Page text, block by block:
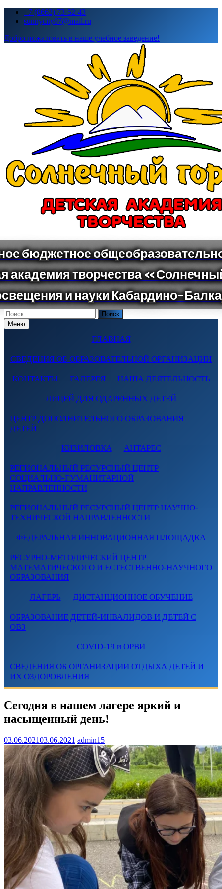
Перейти+7 (8662) 73-52-43
sunnycity07@mail.ru
Добро пожаловать в наше учебное заведение!
Поиск
по:Меню
ГЛАВНАЯ
СВЕДЕНИЯ ОБ ОБРАЗОВАТЕЛЬНОЙ ОРГАНИЗАЦИИ
КОНТАКТЫ ГАЛЕРЕЯ НАША ДЕЯТЕЛЬНОСТЬ
ЛИЦЕЙ ДЛЯ ОДАРЕННЫХ ДЕТЕЙ
ЦЕНТР ДОПОЛНИТЕЛЬНОГО ОБРАЗОВАНИЯ
ДЕТЕЙ
КИЗИЛОВКА АНТАРЕС
РЕГИОНАЛЬНЫЙ РЕСУРСНЫЙ ЦЕНТР
СОЦИАЛЬНО-ГУМАНИТАРНОЙ
НАПРАВЛЕННОСТИ
РЕГИОНАЛЬНЫЙ РЕСУРСНЫЙ ЦЕНТР НАУЧНО-
ТЕХНИЧЕСКОЙ НАПРАВЛЕННОСТИ
ФЕДЕРАЛЬНАЯ ИННОВАЦИОННАЯ ПЛОЩАДКА
РЕСУРНО-МЕТОДИЧЕСКИЙ ЦЕНТР
МАТЕМАТИЧЕСКОГО И ЕСТЕСТВЕННО-НАУЧНОГО
ОБРАЗОВАНИЯ
ЛАГЕРЬ ДИСТАНЦИОННОЕ ОБУЧЕНИЕ
ОБРАЗОВАНИЕ ДЕТЕЙ-ИНВАЛИДОВ И ДЕТЕЙ С
ОВЗ
COVID-19 и ОРВИ
СВЕДЕНИЯ ОБ ОРГАНИЗАЦИИ ОТДЫХА ДЕТЕЙ И
ИХ ОЗДОРОВЛЕНИЯ
Сегодня в нашем лагере яркий и
насыщенный день!
03.06.202103.06.2021 admin15